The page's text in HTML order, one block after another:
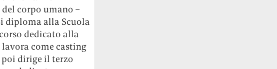
corpo umano –
diploma alla Scuola
dedicato alla
come casting
dirige il terzo